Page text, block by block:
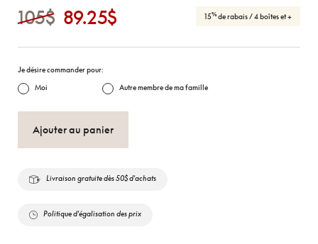
105$ 89.25$ 15% de rabais/ 4 boîtes et +
Je désire commander pour:
Moi Autre membre de ma famille
Ajouter au panier
Livraison gratuite dès 50$ d'achats
Politique d'égalisation des prix